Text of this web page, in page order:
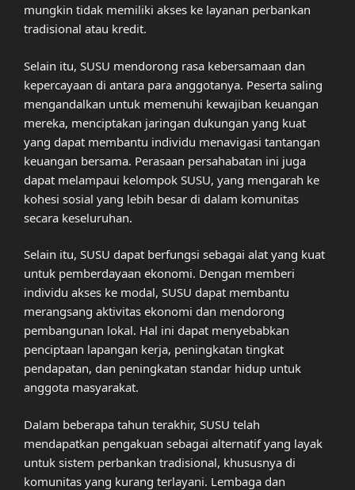
mungkin tidak memiliki akses ke layanan perbankan
tradisional atau kredit.
Selain itu, SUSU mendorong rasa kebersamaan dan
kepercayaan di antara para anggotanya. Peserta saling
mengandalkan untuk memenuhi kewajiban keuangan
mereka, menciptakan jaringan dukungan yang kuat
yang dapat membantu individu menavigasi tantangan
keuangan bersama. Perasaan persahabatan ini juga
dapat melampaui kelompok SUSU, yang mengarah ke
kohesi sosial yang lebih besar di dalam komunitas
secara keseluruhan.
Selain itu, SUSU dapat berfungsi sebagai alat yang kuat
untuk pemberdayaan ekonomi. Dengan memberi
individu akses ke modal, SUSU dapat membantu
merangsang aktivitas ekonomi dan mendorong
pembangunan lokal. Hal ini dapat menyebabkan
penciptaan lapangan kerja, peningkatan tingkat
pendapatan, dan peningkatan standar hidup untuk
anggota masyarakat.
Dalam beberapa tahun terakhir, SUSU telah
mendapatkan pengakuan sebagai alternatif yang layak
untuk sistem perbankan tradisional, khususnya di
komunitas yang kurang terlayani. Lembaga dan